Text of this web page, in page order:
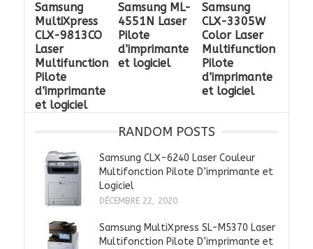
Samsung
MultiXpress
CLX-9813CO
Laser
Multifunction
Pilote
d’imprimante
et logiciel
Samsung ML-
4551N Laser
Pilote
d’imprimante
et logiciel
Samsung
CLX-3305W
Color Laser
Multifunction
Pilote
d’imprimante
et logiciel
RANDOM POSTS
Samsung CLX-6240 Laser Couleur
Multifonction Pilote D’imprimante et
Logiciel
DÉCEMBRE 22, 2020
Samsung MultiXpress SL-M5370 Laser
Multifonction Pilote D’imprimante et